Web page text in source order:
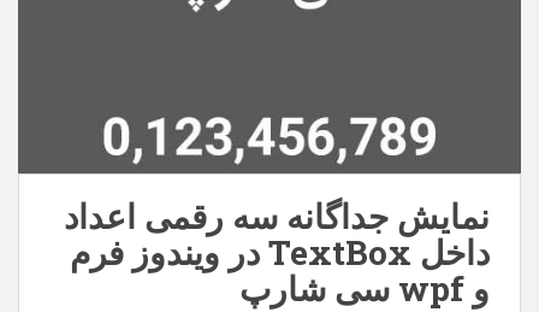
نمایش جداگانه سه رقمی اعداد
داخل TextBox در ویندوز فرم
و wpf سی شارپ